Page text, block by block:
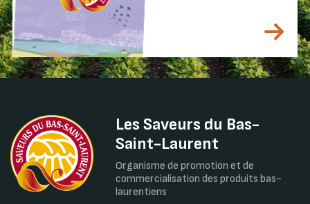
Les Saveurs du Bas-
Saint-Laurent
Organisme de promotion et de
commercialisation des produits bas-
laurentiens